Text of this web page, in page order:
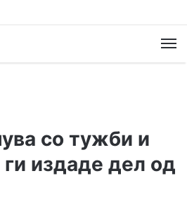
со тужби и
издаде дел од